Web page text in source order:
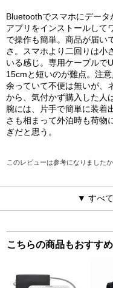
Bluetoothでスマホにデー
アプリをインストールして
で操作も簡単。商品が届い
さ。スマホより二回りは小
いる感じ。専用ケーブルで
15cmと短いのが難点。注
余っていて不便は無いが、
から、気付かず購入した人
腕には、片手で簡単に装着
さも相まって外泊時も荷物
ぎだと思う。
このレビューは参考になりましたか
▼ すべ
こちらの商品もおすすめ